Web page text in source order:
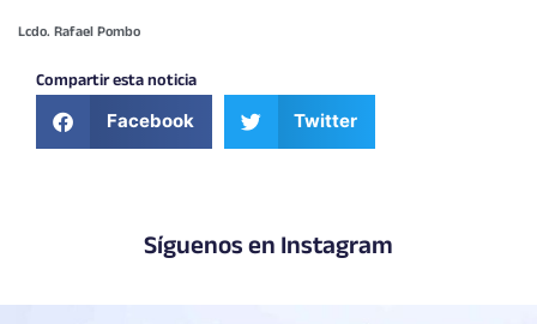
Lcdo. Rafael Pombo
Compartir esta noticia
Facebook Twitter
Síguenos en Instagram